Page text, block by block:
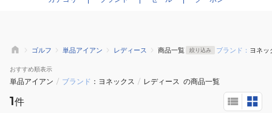
ゴルフ 単品アイアン レディース 商品一覧 絞り込み ブランド： ヨネッ
おすすめ順表示
単品アイアン / ブランド ヨネックス / レディース の商品一覧
1件